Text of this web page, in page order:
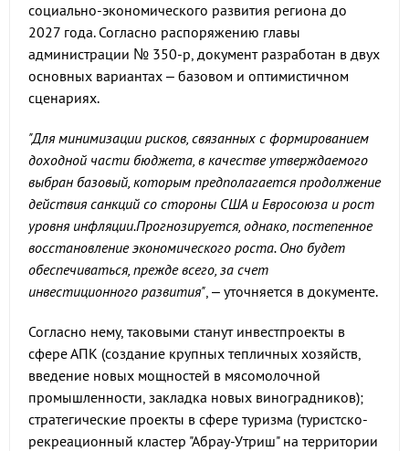
социально-экономического развития региона до
2027 года. Согласно распоряжению главы
администрации № 350-р, документ разработан в двух
основных вариантах – базовом и оптимистичном
сценариях.
"Для минимизации рисков, связанных с формированием
доходной части бюджета, в качестве утверждаемого
выбран базовый, которым предполагается продолжение
действия санкций со стороны США и Евросоюза и рост
уровня инфляции.Прогнозируется, однако, постепенное
восстановление экономического роста. Оно будет
обеспечиваться, прежде всего, за счет
инвестиционного развития", – уточняется в документе.
Согласно нему, таковыми станут инвестпроекты в
сфере АПК (создание крупных тепличных хозяйств,
введение новых мощностей в мясомолочной
промышленности, закладка новых виноградников);
стратегические проекты в сфере туризма (туристско-
рекреационный кластер "Абрау-Утриш" на территории